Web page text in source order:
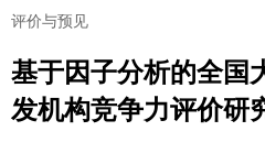
评价与预见
基于因子分析的全国
发机构竞争力评价研